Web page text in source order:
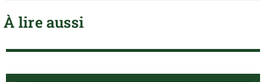
À lire aussi